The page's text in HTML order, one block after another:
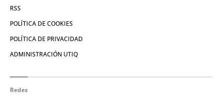
RSS
POLÍTICA DE COOKIES
POLÍTICA DE PRIVACIDAD
ADMINISTRACIÓN UTIQ
Redes